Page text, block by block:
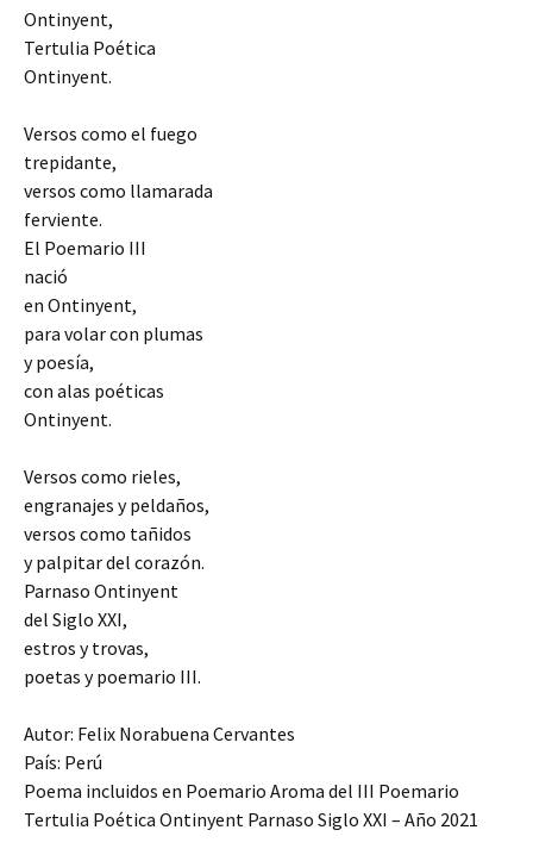
Ontinyent,
Tertulia Poética
Ontinyent.
Versos como el fuego
trepidante,
versos como llamarada
ferviente.
El Poemario III
nació
en Ontinyent,
para volar con plumas
y poesía,
con alas poéticas
Ontinyent.
Versos como rieles,
engranajes y peldaños,
versos como tañidos
y palpitar del corazón.
Parnaso Ontinyent
del Siglo XXI,
estros y trovas,
poetas y poemario III.
Autor: Felix Norabuena Cervantes
País: Perú
Poema incluidos en Poemario Aroma del III Poemario
Tertulia Poética Ontinyent Parnaso Siglo XXI – Año 2021